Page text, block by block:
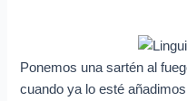
Ponemos una sartén al
cuando ya lo esté